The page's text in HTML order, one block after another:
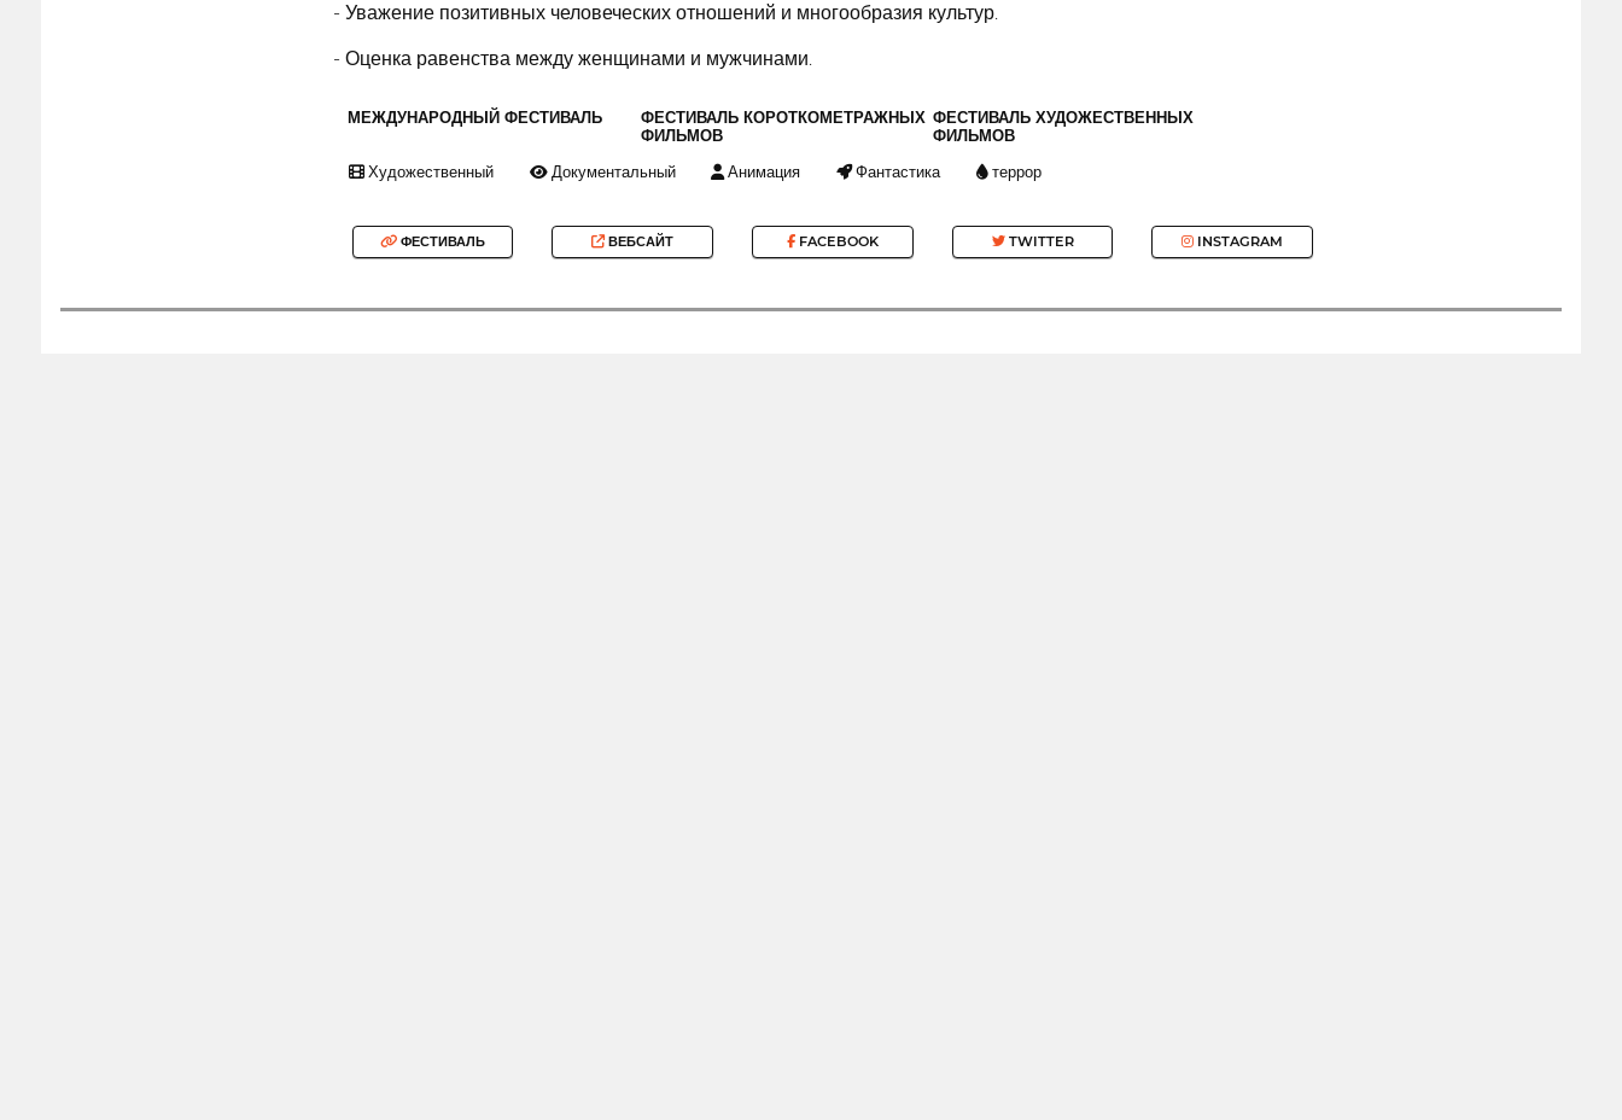
- Уважение позитивных человеческих отношений и многообразия культур.
- Оценка равенства между женщинами и мужчинами.
МЕЖДУНАРОДНЫЙ ФЕСТИВАЛЬ
ФЕСТИВАЛЬ КОРОТКОМЕТРАЖНЫХ
ФИЛЬМОВ
ФЕСТИВАЛЬ ХУДОЖЕСТВЕННЫХ
ФИЛЬМОВ
Художественный Документальный Анимация Фантастика террор
ФЕСТИВАЛЬ ВЕБСАЙТ FACEBOOK TWITTER INSTAGRAM